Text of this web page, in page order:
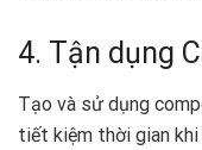
4. Tận dụng
Tạo và sử dụng
tiết kiệm thời gian